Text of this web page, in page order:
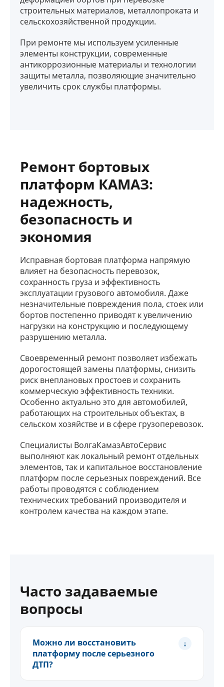
строительных материалов, металлопроката и
сельскохозяйственной продукции.
При ремонте мы используем усиленные
элементы конструкции, современные
антикоррозионные материалы и технологии
защиты металла, позволяющие значительно
увеличить срок службы платформы.
Ремонт бортовых
платформ КАМАЗ:
надежность,
безопасность и
экономия
Исправная бортовая платформа напрямую
влияет на безопасность перевозок,
сохранность груза и эффективность
эксплуатации грузового автомобиля. Даже
незначительные повреждения пола, стоек или
бортов постепенно приводят к увеличению
нагрузки на конструкцию и последующему
разрушению металла.
Своевременный ремонт позволяет избежать
дорогостоящей замены платформы, снизить
риск внеплановых простоев и сохранить
коммерческую эффективность техники.
Особенно актуально это для автомобилей,
работающих на строительных объектах, в
сельском хозяйстве и в сфере грузоперевозок.
Специалисты ВолгаКамазАвтоСервис
выполняют как локальный ремонт отдельных
элементов, так и капитальное восстановление
платформ после серьезных повреждений. Все
работы проводятся с соблюдением
технических требований производителя и
контролем качества на каждом этапе.
Часто задаваемые
вопросы
Можно ли восстановить
платформу после серьезного
ДТП?